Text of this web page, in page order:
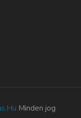
Minden jog